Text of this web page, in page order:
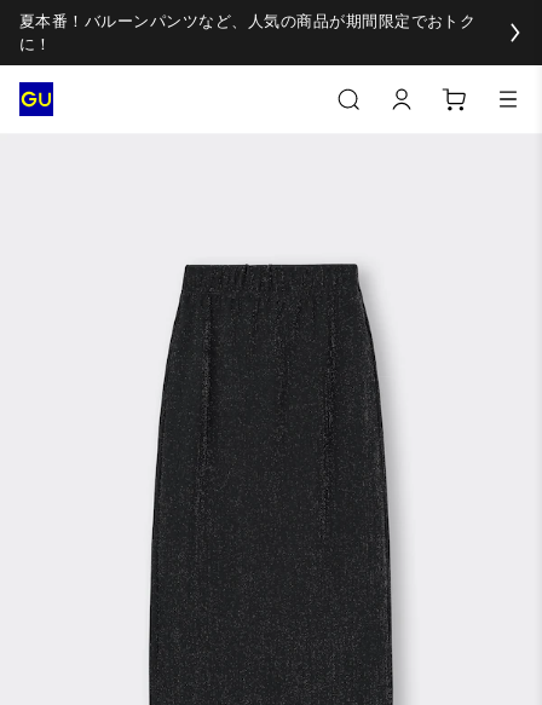
夏本番！バルーンパンツなど、人気の商品が期間限定でおトク
に！